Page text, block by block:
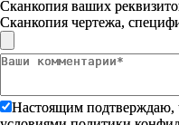
Сканкопия ваших
Сканкопия чертежа,
Настоящим подтверждаю,